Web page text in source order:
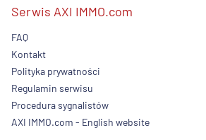
Serwis AXI IMMO.com
FAQ
Kontakt
Polityka prywatności
Regulamin serwisu
Procedura sygnalistów
AXI IMMO.com - English website